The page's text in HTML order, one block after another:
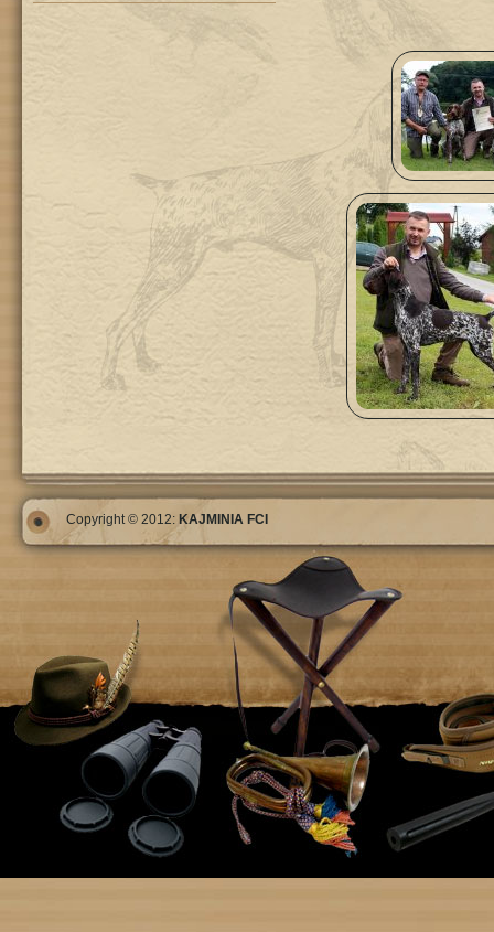
Copyright © 2012: KAJMINIA FCI